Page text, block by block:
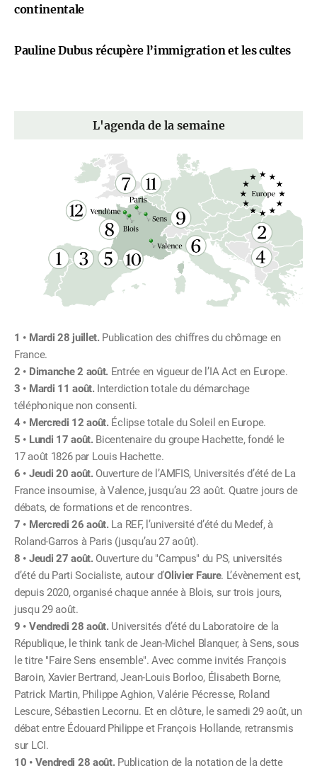
continentale
Pauline Dubus récupère l’immigration et les cultes
L'agenda de la semaine
Mardi 28 juillet.Publication des chiffres du chômage en
France.
Dimanche 2 août. Entrée en vigueur de l’IA Act en Europe.
Mardi 11 août.Interdiction totale du démarchage
téléphonique non consenti.
Mercredi 12 août. Éclipse totale du Soleil en Europe.
Lundi 17 août.Bicentenaire du groupe Hachette, fondé le
17 août 1826 par Louis Hachette.
Jeudi 20 août. Ouverture de l’AMFIS, Universités d’été de La
France insoumise, à Valence, jusqu’au 23 août. Quatre jours de
débats, de formations et de rencontres.
Mercredi 26 août.La REF, l’université d’été du Medef, à
Roland-Garros à Paris (jusqu’au 27 août).
Jeudi 27 août.Ouverture du "Campus" du PS, universités
d’été du Parti Socialiste, autour d’Olivier Faure. L’évènement est,
depuis 2020, organisé chaque année à Blois, sur trois jours,
jusqu 29 août.
Vendredi 28 août.Universités d’été du Laboratoire de la
République, le think tank de Jean-Michel Blanquer, à Sens, sous
le titre "Faire Sens ensemble". Avec comme invités François
Baroin, Xavier Bertrand, Jean-Louis Borloo, Élisabeth Borne,
Patrick Martin, Philippe Aghion, Valérie Pécresse, Roland
Lescure, Sébastien Lecornu. Et en clôture, le samedi 29 août, un
débat entre Édouard Philippe et François Hollande, retransmis
sur LCI.
Vendredi 28 août. Publication de la notation de la dette